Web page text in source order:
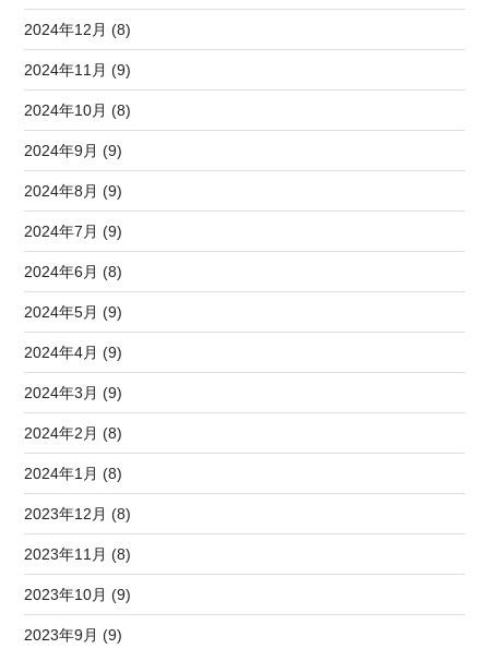
2024年12月 (8)
2024年11月 (9)
2024年10月 (8)
2024年9月 (9)
2024年8月 (9)
2024年7月 (9)
2024年6月 (8)
2024年5月 (9)
2024年4月 (9)
2024年3月 (9)
2024年2月 (8)
2024年1月 (8)
2023年12月 (8)
2023年11月 (8)
2023年10月 (9)
2023年9月 (9)